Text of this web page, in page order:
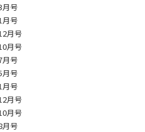
月号
月号
月号
月号
月号
月号
月号
月号
月号
月号